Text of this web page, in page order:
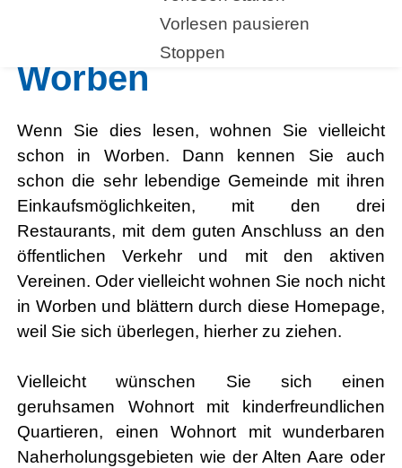
Vorlesen pausieren
Stoppen
Willkommen in
Worben
Wenn Sie dies lesen, wohnen Sie vielleicht
schon in Worben. Dann kennen Sie auch
schon die sehr lebendige Gemeinde mit ihren
Einkaufsmöglichkeiten, mit den drei
Restaurants, mit dem guten Anschluss an den
öffentlichen Verkehr und mit den aktiven
Vereinen. Oder vielleicht wohnen Sie noch nicht
in Worben und blättern durch diese Homepage,
weil Sie sich überlegen, hierher zu ziehen.
Vielleicht wünschen Sie sich einen
geruhsamen Wohnort mit kinderfreundlichen
Quartieren, einen Wohnort mit wunderbaren
Naherholungsgebieten wie der Alten Aare oder